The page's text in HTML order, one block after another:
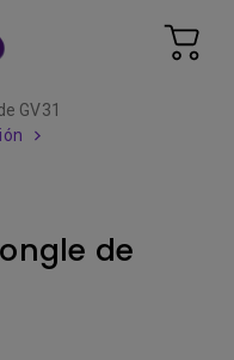
GV31
de